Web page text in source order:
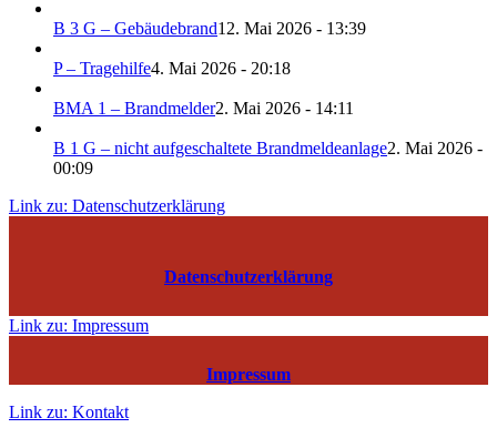
B 3 G – Gebäudebrand12. Mai 2026 - 13:39
P – Tragehilfe4. Mai 2026 - 20:18
BMA 1 – Brandmelder2. Mai 2026 - 14:11
B 1 G – nicht aufgeschaltete Brandmeldeanlage2. Mai 2026 -
00:09
Link zu: Datenschutzerklärung
Datenschutzerklärung
Link zu: Impressum
Impressum
Link zu: Kontakt